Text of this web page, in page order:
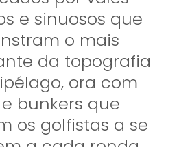
e sinuosos que
o mais
da topografia
ora com
bunkers que
os golfistas a se